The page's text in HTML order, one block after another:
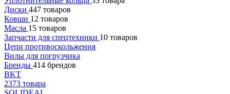
Диски 447 товаров
Ковши 12 товаров
Масла 15 товаров
Запчасти для спецтехники 10 товаров
Цепи противоскольжения
Вилы для погрузчика
Бренды 414 брендов
BKT
2373 товара